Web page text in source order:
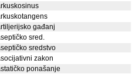
gađanj
sred.
sredstvo
zakon
ponašanje